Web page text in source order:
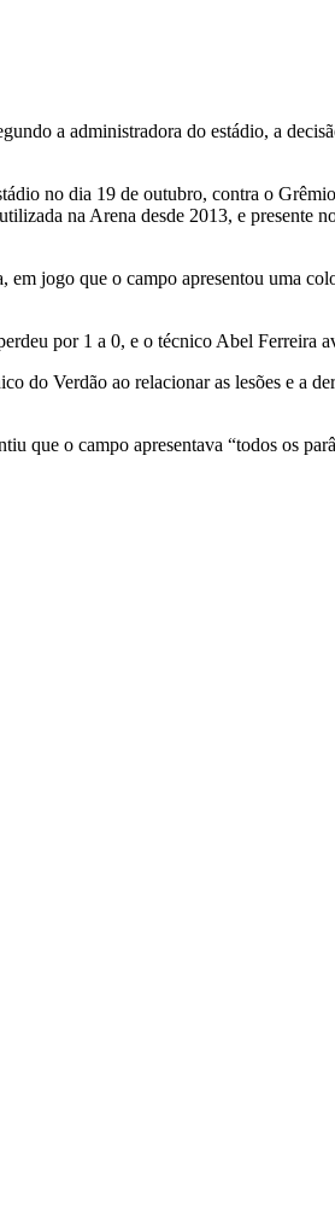
a administradora do estádio, a
no dia 19 de outubro, contra o
na Arena desde 2013, e presente
jogo que o campo apresentou uma
por 1 a 0, e o técnico Abel Ferreira
do Verdão ao relacionar as lesões e a
que o campo apresentava “todos os